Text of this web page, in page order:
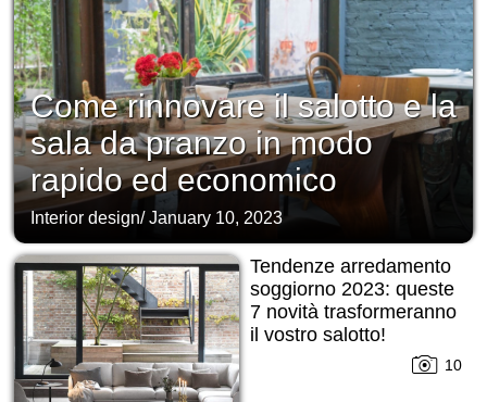
Come rinnovare il salotto e la
sala da pranzo in modo
rapido ed economico
Interior design/January 10, 2023
Tendenze arredamento
soggiorno 2023: queste
7 novità trasformeranno
il vostro salotto!
10